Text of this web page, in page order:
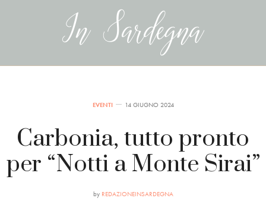
EVENTI 14 GIUGNO 2024
Carbonia, tutto pronto
per “Notti a Monte Sirai”
by REDAZIONEINSARDEGNA